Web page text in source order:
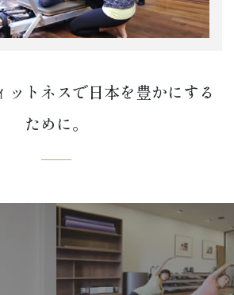
ットネスで日本を豊かにする
ために。